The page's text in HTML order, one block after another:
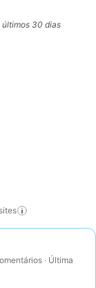
últimos 30 dias
sites
· Última